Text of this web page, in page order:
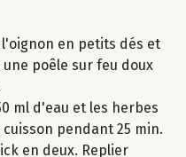
en petits dés et
poêle sur feu doux
ml d'eau et les herbes
pendant 25 min.
en deux. Replier